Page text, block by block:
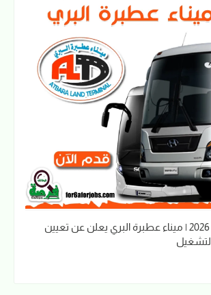
وظائف السودان 2026 | ميناء عطبرة البري يعلن عن تعيين